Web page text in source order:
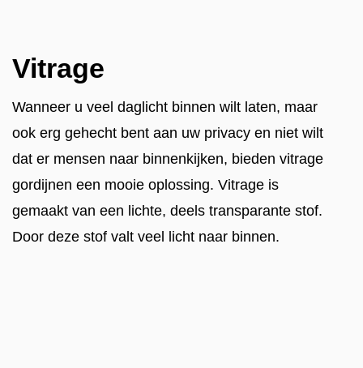
Vitrage
Wanneer u veel daglicht binnen wilt laten, maar
ook erg gehecht bent aan uw privacy en niet wilt
dat er mensen naar binnenkijken, bieden vitrage
gordijnen een mooie oplossing. Vitrage is
gemaakt van een lichte, deels transparante stof.
Door deze stof valt veel licht naar binnen.